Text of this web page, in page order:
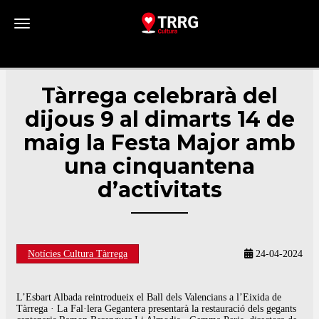
Toggle navigation
Tàrrega celebrarà del
dijous 9 al dimarts 14 de
maig la Festa Major amb
una cinquantena
d’activitats
Notícies Cultura Tàrrega 24-04-2024
L’Esbart Albada reintrodueix el Ball dels Valencians a l’Eixida de
Tàrrega · La Fal·lera Gegantera presentarà la restauració dels gegants